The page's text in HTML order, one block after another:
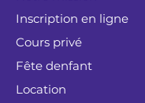
Inscription en ligne
Cours privé
Fête denfant
Location